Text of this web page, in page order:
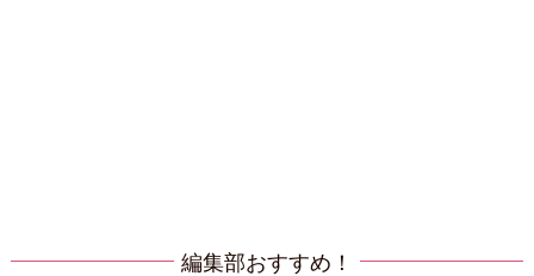
編集部おすすめ！